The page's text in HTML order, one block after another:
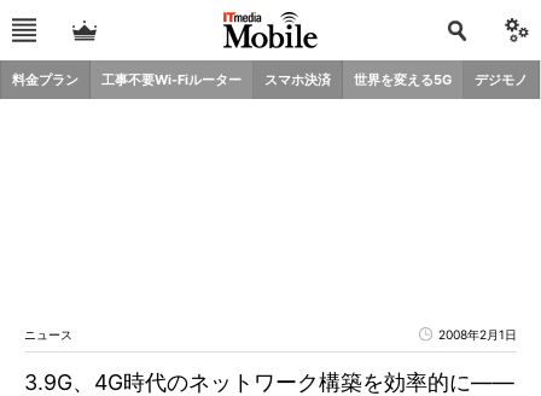
料金プラン 工事不要Wi-Fiルーター スマホ決済 世界を変える5G デジモノ
ニュース 2008年2月1日
3.9G、4G時代のネットワーク構築を効率的に――